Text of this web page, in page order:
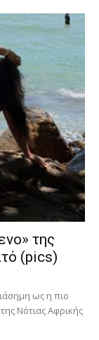
της
(pics)
ως η πιο
Νότιας Αφρικής